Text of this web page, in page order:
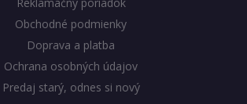
Obchodné podmienky
Doprava a platba
Ochrana osobných údajov
Predaj starý, odnes si nový